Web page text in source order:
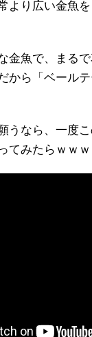
より広い金魚
金魚で、まる
から「ベール
うなら、一度
てみたらｗｗｗ